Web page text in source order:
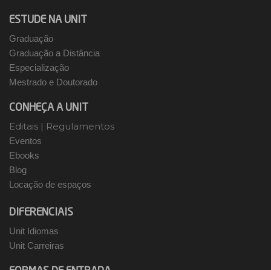
ESTUDE NA UNIT
Graduação
Graduação a Distância
Especialização
Mestrado e Doutorado
CONHEÇA A UNIT
Editais | Regulamentos
Eventos
Ebooks
Blog
Locação de espaços
DIFERENCIAIS
Unit Idiomas
Unit Carreiras